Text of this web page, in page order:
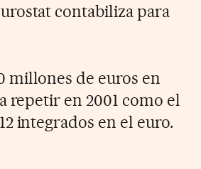
contabiliza para
millones de euros en
repetir en 2001 como el
integrados en el euro.